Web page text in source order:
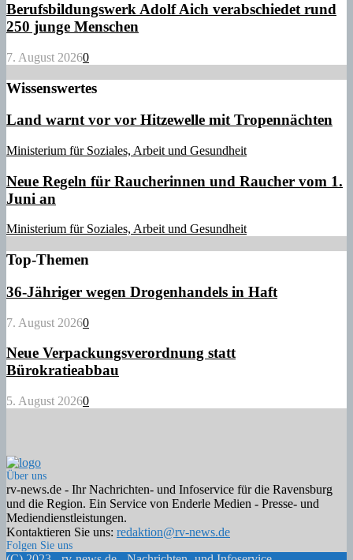
Berufsbildungswerk Adolf Aich verabschiedet rund
250 junge Menschen
7. August 20260
Wissenswertes
Land warnt vor vor Hitzewelle mit Tropennächten
Ministerium für Soziales, Arbeit und Gesundheit
Neue Regeln für Raucherinnen und Raucher vom 1.
Juni an
Ministerium für Soziales, Arbeit und Gesundheit
Top-Themen
36-Jähriger wegen Drogenhandels in Haft
7. August 20260
Neue Verpackungsverordnung statt
Bürokratieabbau
5. August 20260
Über uns
rv-news.de - Ihr Nachrichten- und Infoservice für die Ravensburg
und die Region. Ein Service von Enderle Medien - Presse- und
Mediendienstleistungen.
Kontaktieren Sie uns: redaktion@rv-news.de
Folgen Sie uns